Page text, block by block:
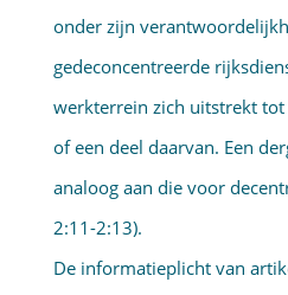
onder zijn
gedeconcen­treerde
werkterrein zich uitstrekt
of een deel daarvan. Een
analoog aan die voor
2:11-2:13).
De informatieplicht van